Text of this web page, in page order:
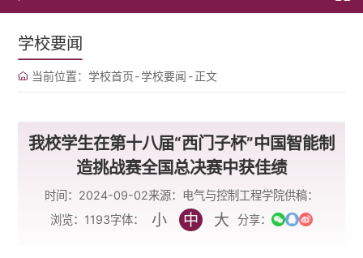
学校要闻
当前位置： 学校首页-学校要闻 -正文
我校学生在第十八届“西门子杯”中国智能制
造挑战赛全国总决赛中获佳绩
时间：2024-09-02来源：电气与控制工程学院供稿：
浏览： 1193字体： 小 中 大 分享：